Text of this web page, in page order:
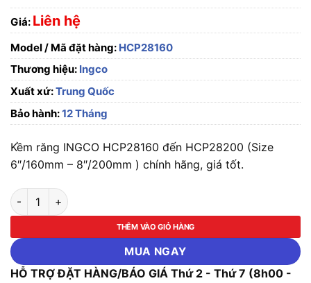
Giá: Liên hệ
Model / Mã đặt hàng: HCP28160
Thương hiệu: Ingco
Xuất xứ:Trung Quốc
Bảo hành:12 Tháng
Kềm răng INGCO HCP28160 đến HCP28200 (Size
6″/160mm – 8″/200mm ) chính hãng, giá tốt.
Kềm răng INGCO HCP28160 đến HCP28200 (Size 6"/
THÊM VÀO GIỎ HÀNG
MUA NGAY
HỖ TRỢ ĐẶT HÀNG/BÁO GIÁ Thứ 2 - Thứ 7 (8h00 -